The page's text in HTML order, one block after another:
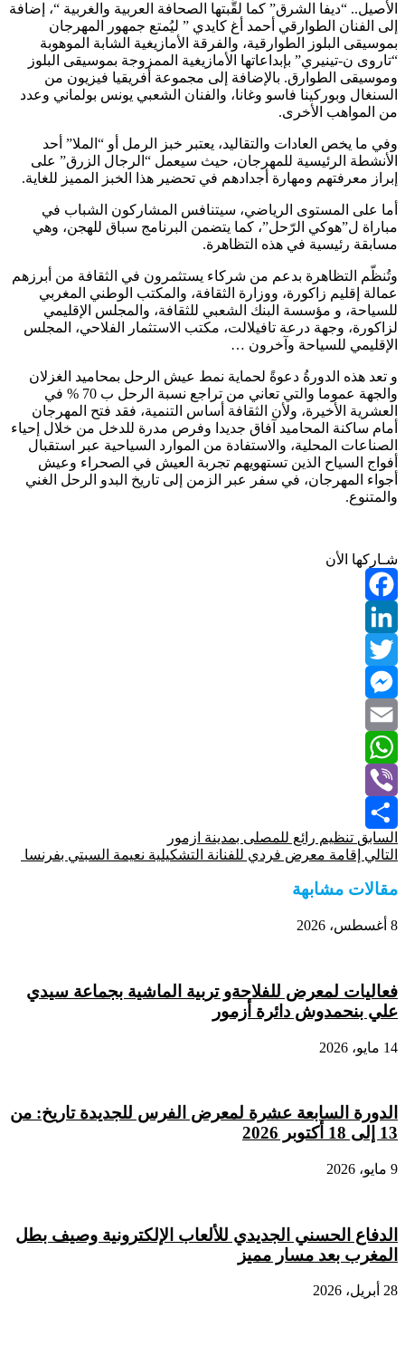
الأصيل.. “ديفا الشرق” كما لقَّبتها الصحافة العربية والغربية “، إضافة
إلى الفنان الطوارقي أحمد أغ كايدي ” ليُمتع جمهور المهرجان
بموسيقى البلوز الطوارقية، والفرقة الأمازيغية الشابة الموهوبة
“تاروى ن-تينيري” بإبداعاتها الأمازيغية الممزوجة بموسيقى البلوز
وموسيقى الطوارق. بالإضافة إلى مجموعة أفريقيا فيزيون من
السنغال وبوركينا فاسو وغانا، والفنان الشعبي يونس بولماني وعدد
من المواهب الأخرى.
وفي ما يخص العادات والتقاليد، يعتبر خبز الرمل أو “الملا” أحد
الأنشطة الرئيسية للمهرجان، حيث سيعمل “الرجال الزرق” على
إبراز معرفتهم ومهارة أجدادهم في تحضير هذا الخبز المميز للغاية.
أما على المستوى الرياضي، سيتنافس المشاركون الشباب في
مباراة ل”هوكي الرّحل”، كما يتضمن البرنامج سباق للهجن، وهي
مسابقة رئيسية في هذه التظاهرة.
وتُنظّم التظاهرة بدعم من شركاء يستثمرون في الثقافة من أبرزهم
عمالة إقليم زاكورة، ووزارة الثقافة، والمكتب الوطني المغربي
للسياحة، و مؤسسة البنك الشعبي للثقافة، والمجلس الإقليمي
لزاكورة، وجهة درعة تافيلالت، مكتب الاستثمار الفلاحي، المجلس
الإقليمي للسياحة وآخرون …
و تعد هذه الدورةُ دعوةً لحماية نمط عيش الرحل بمحاميد الغزلان
والجهة عموما والتي تعاني من تراجع نسبة الرحل ب 70 % في
العشرية الأخيرة، ولأن الثقافة أساس التنمية، فقد فتح المهرجان
أمام ساكنة المحاميد آفاق جديدا وفرص مدرة للدخل من خلال إحياء
الصناعات المحلية، والاستفادة من الموارد السياحية عبر استقبال
أفواج السياح الذين تستهويهم تجربة العيش في الصحراء وعيش
أجواء المهرجان، في سفر عبر الزمن إلى تاريخ البدو الرحل الغني
والمتنوع.
شـاركها الأن
Facebook
LinkedIn
Twitter
Messenger
Email
WhatsApp
Viber
Share
السابق تنظيم رائع للمصلى بمدينة ازمور
التالي إقامة معرض فردي للفنانة التشكيلية نعيمة السبتي بفرنسا
مقالات مشابهة
8 أغسطس، 2026
فعاليات لمعرض للفلاحةو تربية الماشية بجماعة سيدي
علي بنحمدوش دائرة أزمور
14 مايو، 2026
الدورة السابعة عشرة لمعرض الفرس للجديدة تاريخ: من
13 إلى 18 أكتوبر 2026
9 مايو، 2026
الدفاع الحسني الجديدي للألعاب الإلكترونية وصيف بطل
المغرب بعد مسار مميز
28 أبريل، 2026